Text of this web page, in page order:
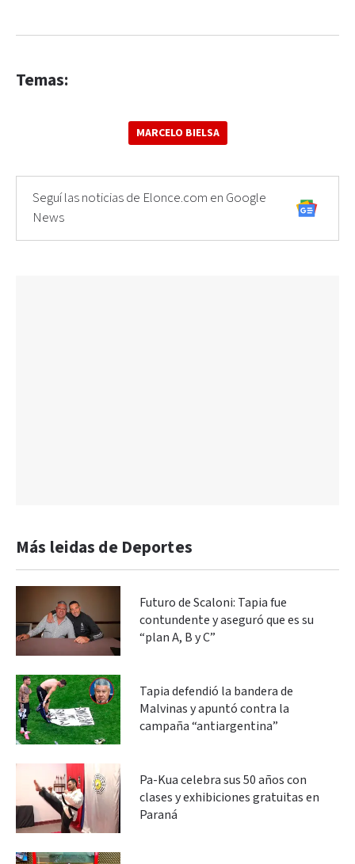
Temas:
MARCELO BIELSA
Seguí las noticias de Elonce.com en Google
News
Más leidas de Deportes
Futuro de Scaloni: Tapia fue
contundente y aseguró que es su
“plan A, B y C”
Tapia defendió la bandera de
Malvinas y apuntó contra la
campaña “antiargentina”
Pa-Kua celebra sus 50 años con
clases y exhibiciones gratuitas en
Paraná